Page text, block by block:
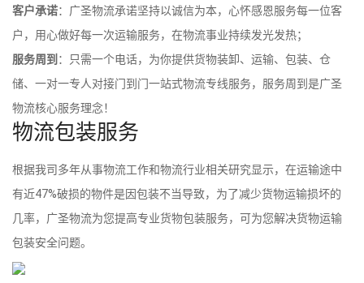
客户承诺：广圣物流承诺坚持以诚信为本，心怀感恩服务每一位客
户，用心做好每一次运输服务，在物流事业持续发光发热；
服务周到 ：只需一个电话，为你提供货物装卸、运输、包装、仓
储、一对一专人对接门到门一站式物流专线服务，服务周到是广圣
物流核心服务理念！
物流包装服务
根据我司多年从事物流工作和物流行业相关研究显示，在运输途中
有近47%破损的物件是因包装不当导致，为了减少货物运输损坏的
几率，广圣物流为您提高专业货物包装服务，可为您解决货物运输
包装安全问题。